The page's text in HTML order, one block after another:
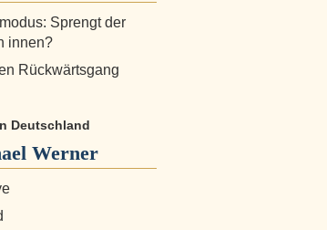
Sprengt der
innen?
Rückwärtsgang
Deutschland
Werner